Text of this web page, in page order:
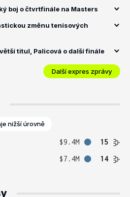
boj o čtvrtfinále na Masters
změnu tenisových
titul, Palicová o další finále
Další expres zprávy
nižší úrovně
$9.4M
15
$7.4M 14